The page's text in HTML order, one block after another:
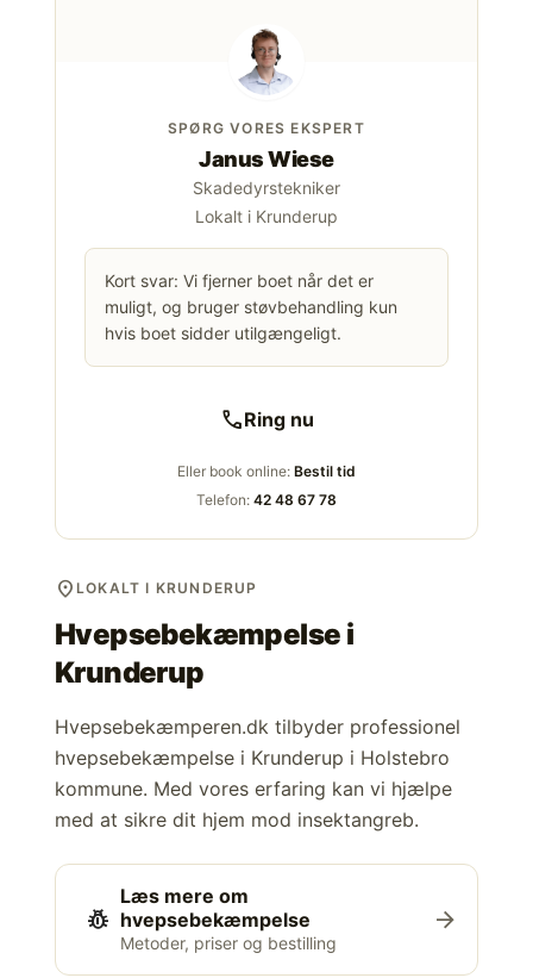
SPØRG VORES EKSPERT
Janus Wiese
Skadedyrstekniker
Lokalt i Krunderup
Kort svar: Vi fjerner boet når det er
muligt, og bruger støvbehandling kun
hvis boet sidder utilgængeligt.
callRing nu
Eller book online: Bestil tid
Telefon: 42 48 67 78
location_on LOKALT I KRUNDERUP
Hvepsebekæmpelse i
Krunderup
Hvepsebekæmperen.dk tilbyder professionel
hvepsebekæmpelse i Krunderup i Holstebro
kommune. Med vores erfaring kan vi hjælpe
med at sikre dit hjem mod insektangreb.
pest_control
Læs mere om
hvepsebekæmpelse
Metoder, priser og bestilling
arrow_forward